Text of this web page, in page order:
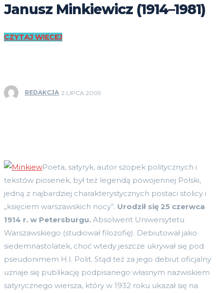
Janusz Minkiewicz (1914–1981)
CZYTAJ WIĘCEJ
REDAKCJA 2 LIPCA 2009
Poeta, satyryk, autor szopek politycznych i
tekstów piosenek, był też legendą powojennej Polski,
jedną z najbardziej charakterystycznych postaci stolicy i
„księciem warszawskich nocy”. Urodził się 25 czerwca
1914 r. w Petersburgu. Absolwent Uniwersytetu
Warszawskiego (studiował filozofię). Debiutował jako
siedemnastolatek, choć wtedy jeszcze ukrywał się pod
pseudonimem H.I. Polit. Stąd też za jego debiut oficjalny
uznaje się publikację podpisanego własnym nazwiskiem
satyrycznego wiersza, który w 1932 roku ukazał się na